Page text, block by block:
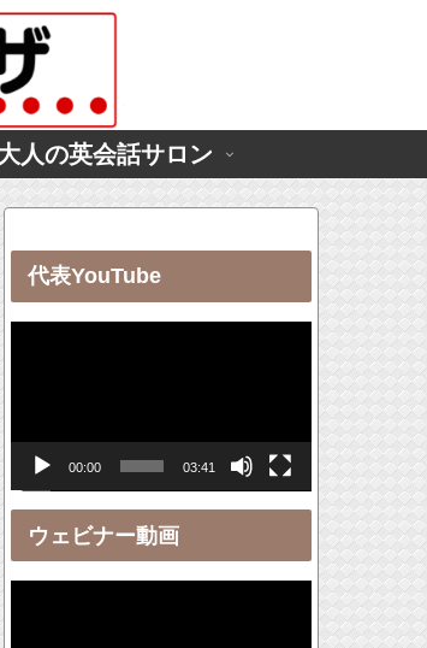
人の英会話サロン
代表YouTube
レ
ヤ
00:00 03:41
ウェビナー動画